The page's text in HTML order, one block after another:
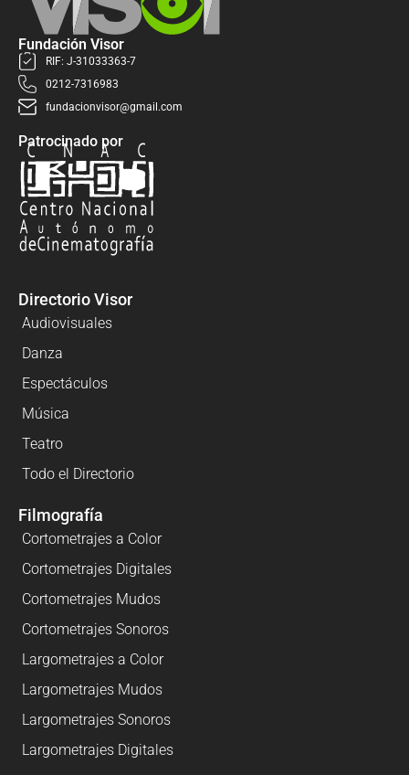
Fundación Visor
RIF: J-31033363-7
0212-7316983
fundacionvisor@gmail.com
Patrocinado por
Directorio Visor
Audiovisuales
Danza
Espectáculos
Música
Teatro
Todo el Directorio
Filmografía
Cortometrajes a Color
Cortometrajes Digitales
Cortometrajes Mudos
Cortometrajes Sonoros
Largometrajes a Color
Largometrajes Mudos
Largometrajes Sonoros
Largometrajes Digitales